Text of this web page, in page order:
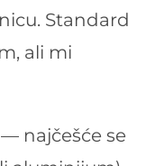
Standard
ali mi
najčešće se